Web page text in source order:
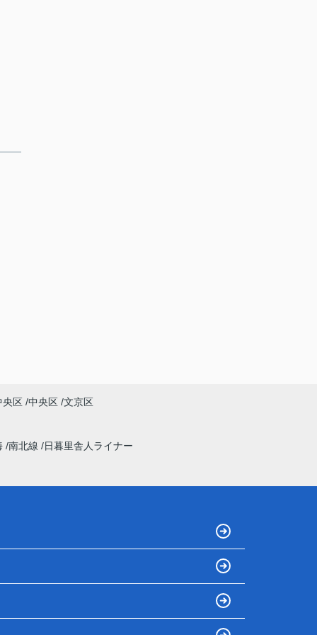
央区 中央区 文京区
南北線 日暮里舎人ライナー